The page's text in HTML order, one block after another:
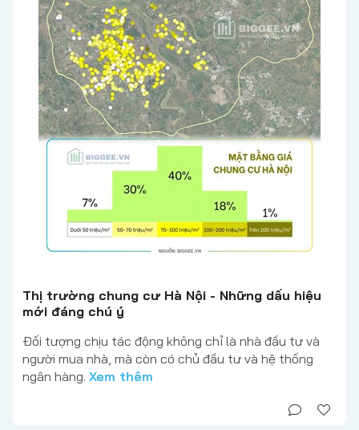
Thị trường chung cư Hà Nội - Những dấu hiệu
mới đáng chú ý
Đối tượng chịu tác động không chỉ là nhà đầu tư và
người mua nhà, mà còn có chủ đầu tư và hệ thống
ngân hàng. Xem thêm